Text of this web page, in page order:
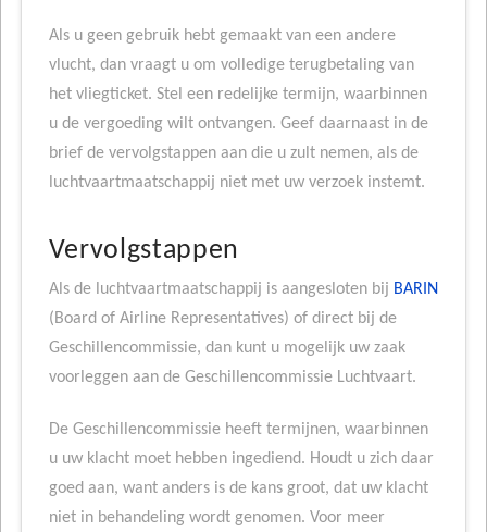
Als u geen gebruik hebt gemaakt van een andere
vlucht, dan vraagt u om volledige terugbetaling van
het vliegticket. Stel een redelijke termijn, waarbinnen
u de vergoeding wilt ontvangen. Geef daarnaast in de
brief de vervolgstappen aan die u zult nemen, als de
luchtvaartmaatschappij niet met uw verzoek instemt.
Vervolgstappen
Als de luchtvaartmaatschappij is aangesloten bij BARIN
(Board of Airline Representatives) of direct bij de
Geschillencommissie, dan kunt u mogelijk uw zaak
voorleggen aan de Geschillencommissie Luchtvaart.
De Geschillencommissie heeft termijnen, waarbinnen
u uw klacht moet hebben ingediend. Houdt u zich daar
goed aan, want anders is de kans groot, dat uw klacht
niet in behandeling wordt genomen. Voor meer